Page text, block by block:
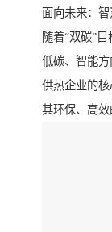
面向未来：
随着“双碳”
低碳、智能
供热企业的
其环保、高效